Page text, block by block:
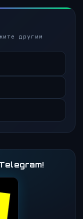
другим
Telegram!